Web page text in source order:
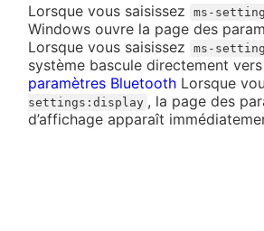
Lorsque vous saisissez
ms-
Windows ouvre la page des
Lorsque vous saisissez
ms-
système bascule directement
paramètres Bluetooth Lorsque
settings:display , la page des
d’affichage apparaît